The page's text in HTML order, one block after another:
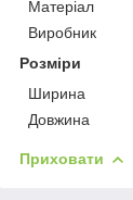
Матеріал
Виробник
Розміри
Ширина
Довжина
Приховати